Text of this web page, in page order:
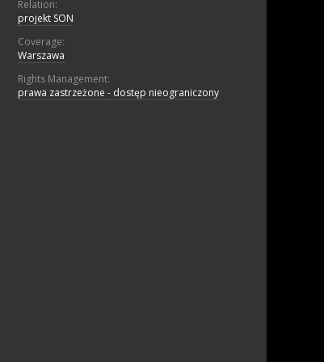
Relation:
projekt SON
Coverage:
Warszawa
Rights Management:
prawa zastrzeżone - dostęp nieograniczony